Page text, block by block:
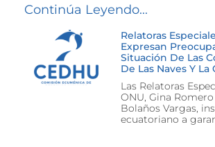
Continúa Leyendo...
Relatoras
Expresan
Situación De Las
De Las Naves Y La
Las Relatoras
ONU, Gina
Bolaños Vargas,
ecuatoriano a